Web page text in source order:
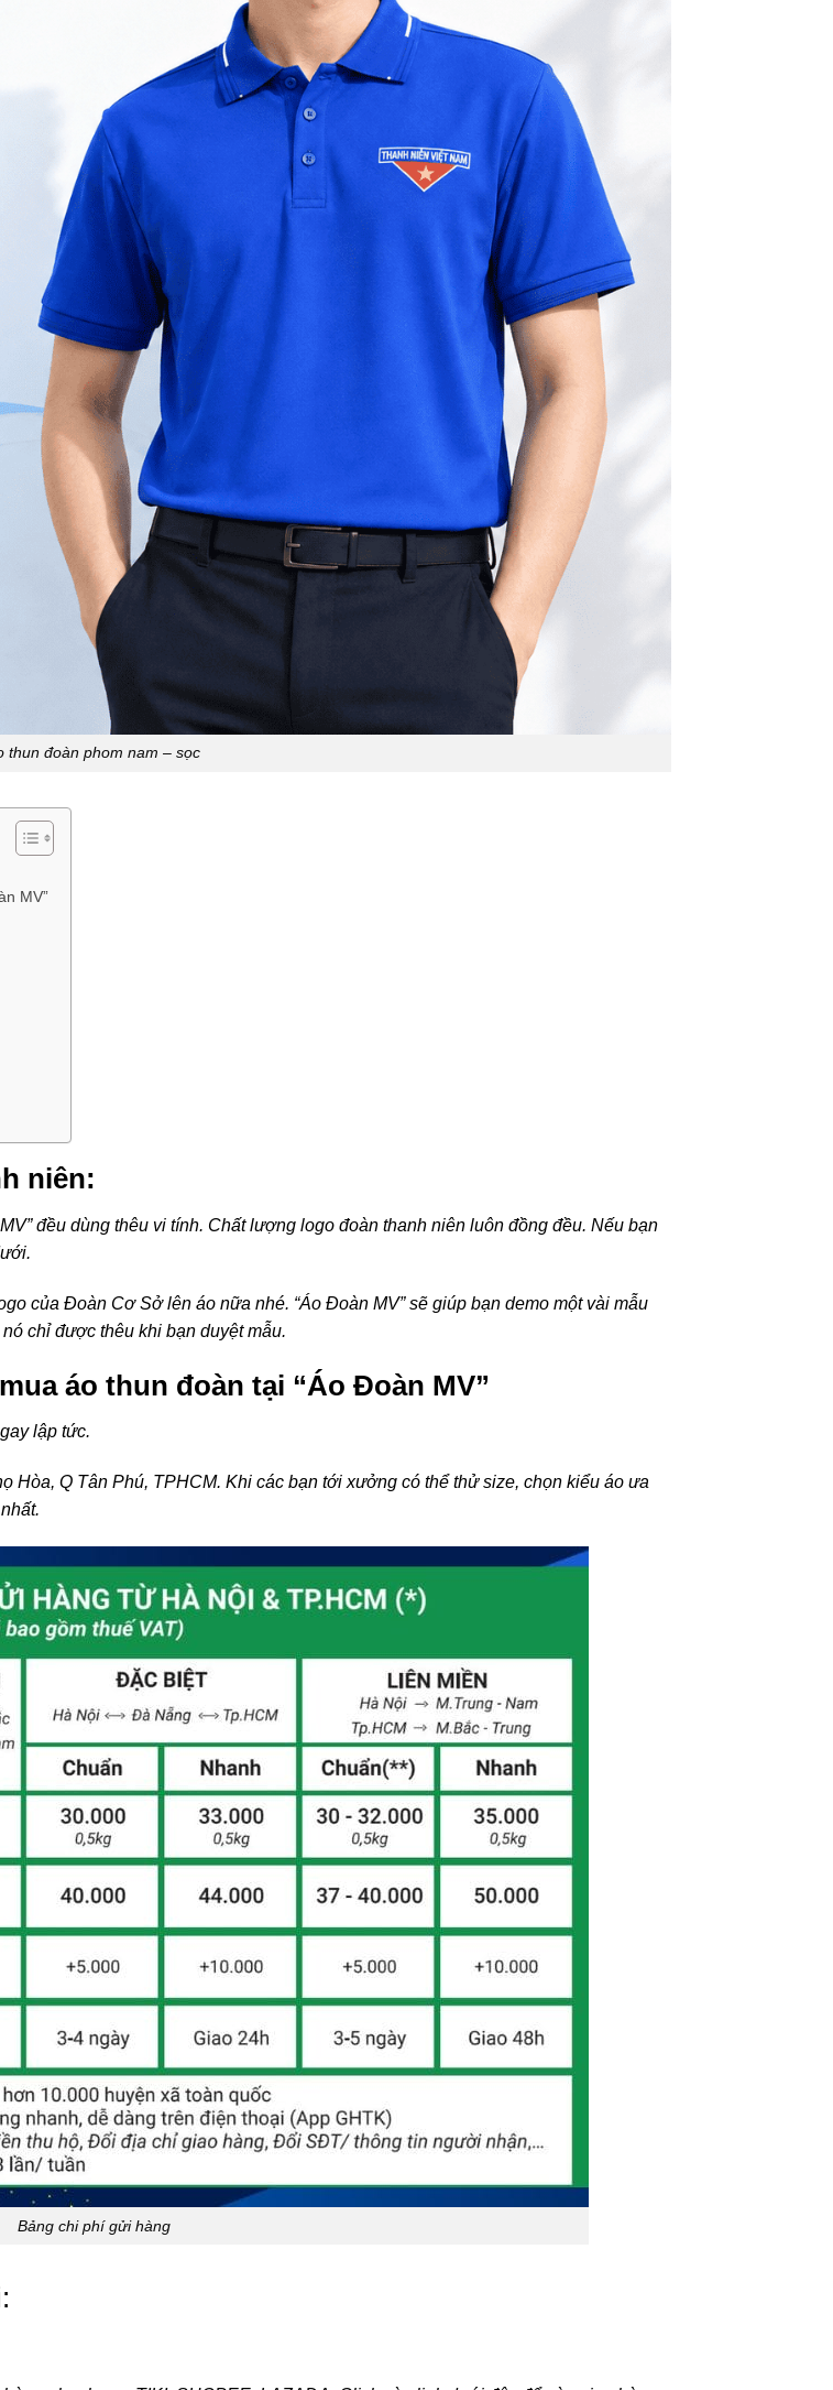
thun đoàn phom nam – sọc
MV”
niên:
đều dùng thêu vi tính. Chất lượng logo đoàn thanh niên luôn đồng đều. Nếu bạn
của Đoàn Cơ Sở lên áo nữa nhé. “Áo Đoàn MV” sẽ giúp bạn demo một vài mẫu
chỉ được thêu khi bạn duyệt mẫu.
áo thun đoàn tại “Áo Đoàn MV”
lập tức.
Hòa, Q Tân Phú, TPHCM. Khi các bạn tới xưởng có thể thử size, chọn kiểu áo ưa
Bảng chi phí gửi hàng